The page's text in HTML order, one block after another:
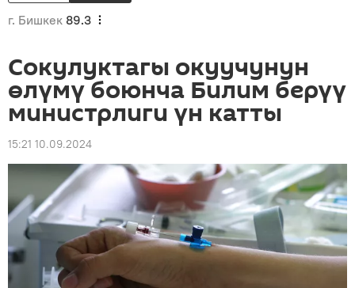
г. Бишкек 89.3
Сокулуктагы окуучунун
өлүмү боюнча Билим берүү
министрлиги үн катты
15:21 10.09.2024